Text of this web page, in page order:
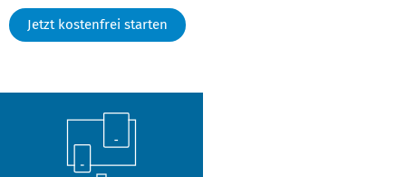
Jetzt kostenfrei starten